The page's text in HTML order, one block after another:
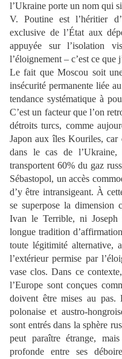
l’Ukraine porte un nom qui
V. Poutine est l’héritier
exclusive de l’État aux
appuyée sur l’isolation vis
l’éloignement – c’est ce que
Le fait que Moscou soit
insécurité permanente liée au
tendance systématique à
C’est un facteur que l’on
détroits turcs, comme
Japon aux îles Kouriles, car
dans le cas de
transportent 60% du gaz
Sébastopol, un accès
d’y être intransigeant. À
se superpose la dimension
Ivan le Terrible, ni Joseph
longue tradition
toute légitimité alternative,
l’extérieur permise par
vase clos. Dans ce
l’Europe sont conçues
doivent être mises au pas.
polonaise et austro-
sont entrés dans la sphère
peut paraître étrange,
profonde entre ses